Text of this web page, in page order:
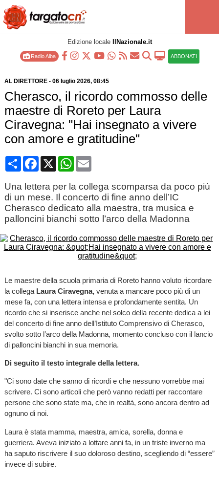
Edizione locale IlNazionale.it
Radio Alba ABBONATI
AL DIRETTORE- 06 luglio 2026, 08:45
Cherasco, il ricordo commosso delle
maestre di Roreto per Laura
Ciravegna: "Hai insegnato a vivere
con amore e gratitudine"
CondividiFacebook
X WhatsApp
Email
Una lettera per la collega scomparsa da poco più
di un mese. Il concerto di fine anno dell’IC
Cherasco dedicato alla maestra, tra musica e
palloncini bianchi sotto l’arco della Madonna
Le maestre della scuola primaria di Roreto hanno voluto ricordare
la collegaLaura Ciravegna,venuta a mancare poco più di un
mese fa, con una lettera intensa e profondamente sentita. Un
ricordo che si inserisce anche nel solco della recente dedica a lei
del concerto di fine anno dell’Istituto Comprensivo di Cherasco,
svolto sotto l’arco della Madonna, momento concluso con il lancio
di palloncini bianchi in sua memoria.
Di seguito il testo integrale della lettera.
"Ci sono date che sanno di ricordi e che nessuno vorrebbe mai
scrivere. Ci sono articoli che però vanno redatti per raccontare
persone che sono state ma, che in realtà, sono ancora dentro ad
ognuno di noi.
Laura è stata mamma, maestra, amica, sorella, donna e
guerriera. Aveva iniziato a lottare anni fa, in un triste inverno ma
ha saputo riscrivere il suo doloroso destino, scegliendo di “essere”
invece di subire.